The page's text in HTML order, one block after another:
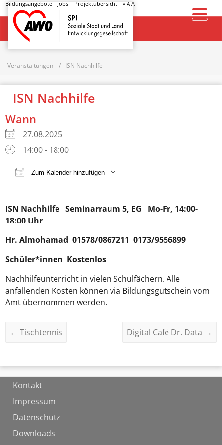
Bildungsangebote Jobs Projektübersicht A AA
Startseite
Veranstaltungen ISN Nachhilfe
ISN Nachhilfe
Wann
27.08.2025
14:00 - 18:00
Zum Kalender hinzufügen
ISN Nachhilfe Seminarraum 5, EG Mo-Fr, 14:00-
18:00 Uhr
Hr.Almohamad 01578/0867211 0173/9556899
Schüler*innen Kostenlos
Nachhilfeunterricht in vielen Schulfächern. Alle
anfallenden Kosten können via Bildungsgutschein vom
Amt übernommen werden.
← Tischtennis Digital Café Dr. Data →
Kontakt
Impressum
Datenschutz
Downloads